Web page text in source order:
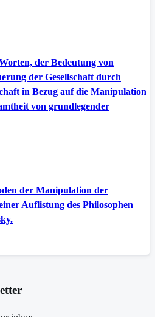
der Bedeutung von
der Gesellschaft durch
in Bezug auf die Manipulation
von grundlegender
der Manipulation der
Auflistung des Philosophen